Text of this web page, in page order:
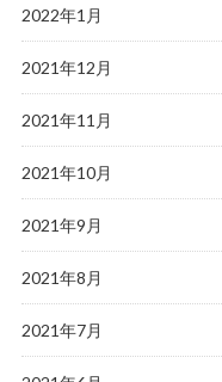
2022年1月
2021年12月
2021年11月
2021年10月
2021年9月
2021年8月
2021年7月